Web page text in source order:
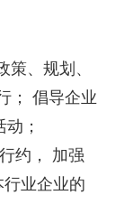
、规划、
； 倡导企业
；
约， 加强
业企业的